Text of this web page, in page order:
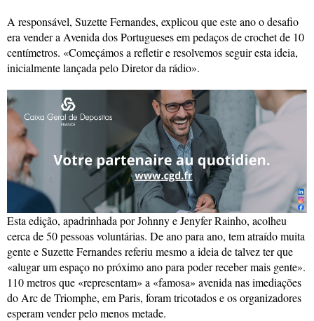
A responsável, Suzette Fernandes, explicou que este ano o desafio
era vender a Avenida dos Portugueses em pedaços de crochet de 10
centímetros. «Começámos a refletir e resolvemos seguir esta ideia,
inicialmente lançada pelo Diretor da rádio».
Esta edição, apadrinhada por Johnny e Jenyfer Rainho, acolheu
cerca de 50 pessoas voluntárias. De ano para ano, tem atraído muita
gente e Suzette Fernandes referiu mesmo a ideia de talvez ter que
«alugar um espaço no próximo ano para poder receber mais gente».
110 metros que «representam» a «famosa» avenida nas imediações
do Arc de Triomphe, em Paris, foram tricotados e os organizadores
esperam vender pelo menos metade.